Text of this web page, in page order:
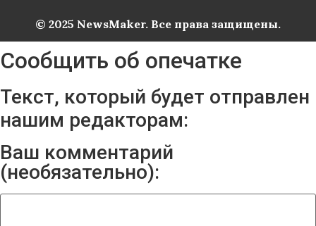
© 2025 NewsMaker. Все права защищены.
Сообщить об опечатке
Текст, который будет отправлен
нашим редакторам:
Ваш комментарий
(необязательно):